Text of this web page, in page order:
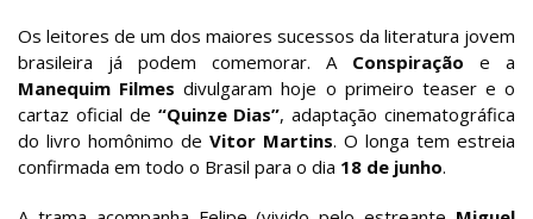
Os leitores de um dos maiores sucessos da literatura jovem
brasileira já podem comemorar. A Conspiração e a
Manequim Filmes divulgaram hoje o primeiro teaser e o
cartaz oficial de “Quinze Dias”, adaptação cinematográfica
do livro homônimo de Vitor Martins. O longa tem estreia
confirmada em todo o Brasil para o dia 18 de junho.